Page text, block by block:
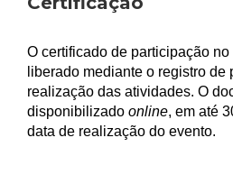
O certificado de participação
liberado mediante o registro de
realização das atividades. O
disponibilizado online, em até
data de realização do evento.